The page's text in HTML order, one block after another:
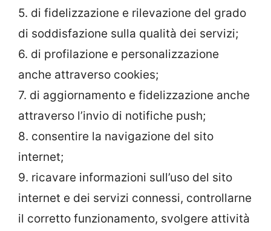
5. di fidelizzazione e rilevazione del grado
di soddisfazione sulla qualità dei servizi;
6. di profilazione e personalizzazione
anche attraverso cookies;
7. di aggiornamento e fidelizzazione anche
attraverso l’invio di notifiche push;
8. consentire la navigazione del sito
internet;
9. ricavare informazioni sull’uso del sito
internet e dei servizi connessi, controllarne
il corretto funzionamento, svolgere attività